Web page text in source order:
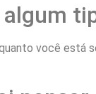
você está